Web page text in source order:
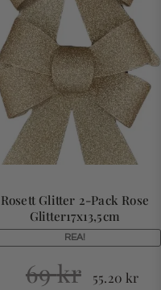
Rosett Glitter 2-Pack Rose
Glitter17x13,5cm
REA!
69kr 55.20 kr